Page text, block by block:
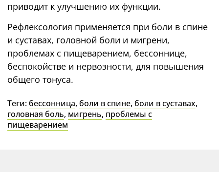
приводит к улучшению их функции.
Рефлексология применяется при боли в спине
и суставах, головной боли и мигрени,
проблемах с пищеварением, бессоннице,
беспокойстве и нервозности, для повышения
общего тонуса.
Теги:бессонница, боли в спине, боли в суставах,
головная боль, мигрень, проблемы с
пищеварением
Статистика
Используются для
улучшения
функциональности
и структуры сайта
на основе того,
Функциональные